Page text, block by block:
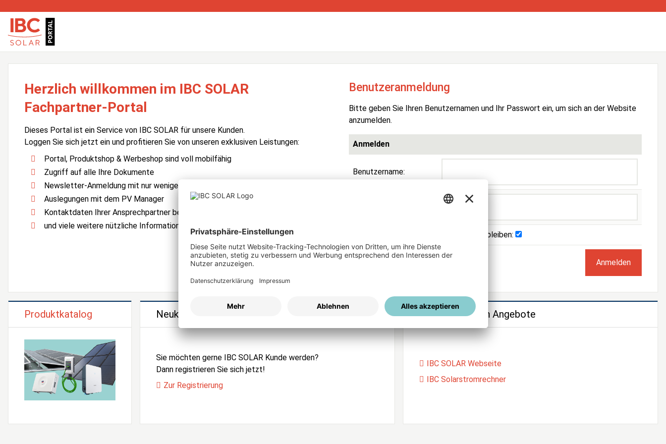
Herzlich willkommen im IBC SOLAR
Fachpartner-Portal
Dieses Portal ist ein Service von IBC SOLAR für unsere Kunden.
Loggen Sie sich jetzt ein und profitieren Sie von unseren exklusiven Leistungen:
Portal, Produktshop & Werbeshop sind voll mobilfähig
Zugriff auf alle Ihre Dokumente
Newsletter-Anmeldung mit nur wenigen Klicks
Auslegungen mit dem PV Manager
Kontaktdaten Ihrer Ansprechpartner bei IBC SOLAR
und viele weitere nützliche Informationen und Services
Benutzeranmeldung
Bitte geben Sie Ihren Benutzernamen und Ihr Passwort ein, um sich an der Website
anzumelden.
Anmelden
Benutzername:
Angemeldet bleiben:
Passwort vergessen?
Produktkatalog Neukunden Registrierung
Sie möchten gerne IBC SOLAR Kunde werden?
Dann registrieren Sie sich jetzt!
Zur Registrierung
Unsere weiteren Angebote
IBC SOLAR Webseite
IBC Solarstromrechner